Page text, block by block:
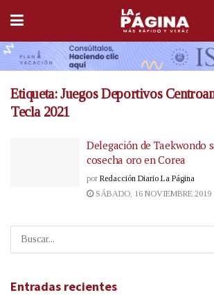
Etiqueta:Juegos Deportivos
Tecla 2021
Delegación de Taekwondo
cosecha oro en Corea
por Redacción Diario La Página
SÁBADO, 16 NOVIEMBRE 2019
Entradas recientes